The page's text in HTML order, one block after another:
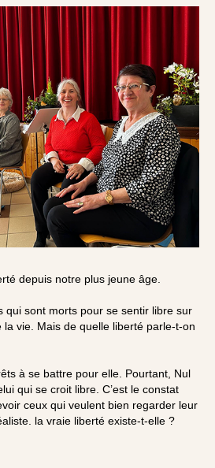
depuis notre plus jeune âge.
qui sont morts pour se sentir libre sur
vie. Mais de quelle liberté parle-t-on
à se battre pour elle. Pourtant, Nul
qui se croit libre. C’est le constat
ceux qui veulent bien regarder leur
la vraie liberté existe-t-elle ?